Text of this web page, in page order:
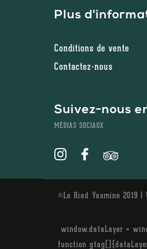
Plus
Conditions de vente
Contactez-nous
Suivez-nous
MÉDIAS SOCIAUX
©Le Riad Yasmine 2019 |
window.dataLayer =
function